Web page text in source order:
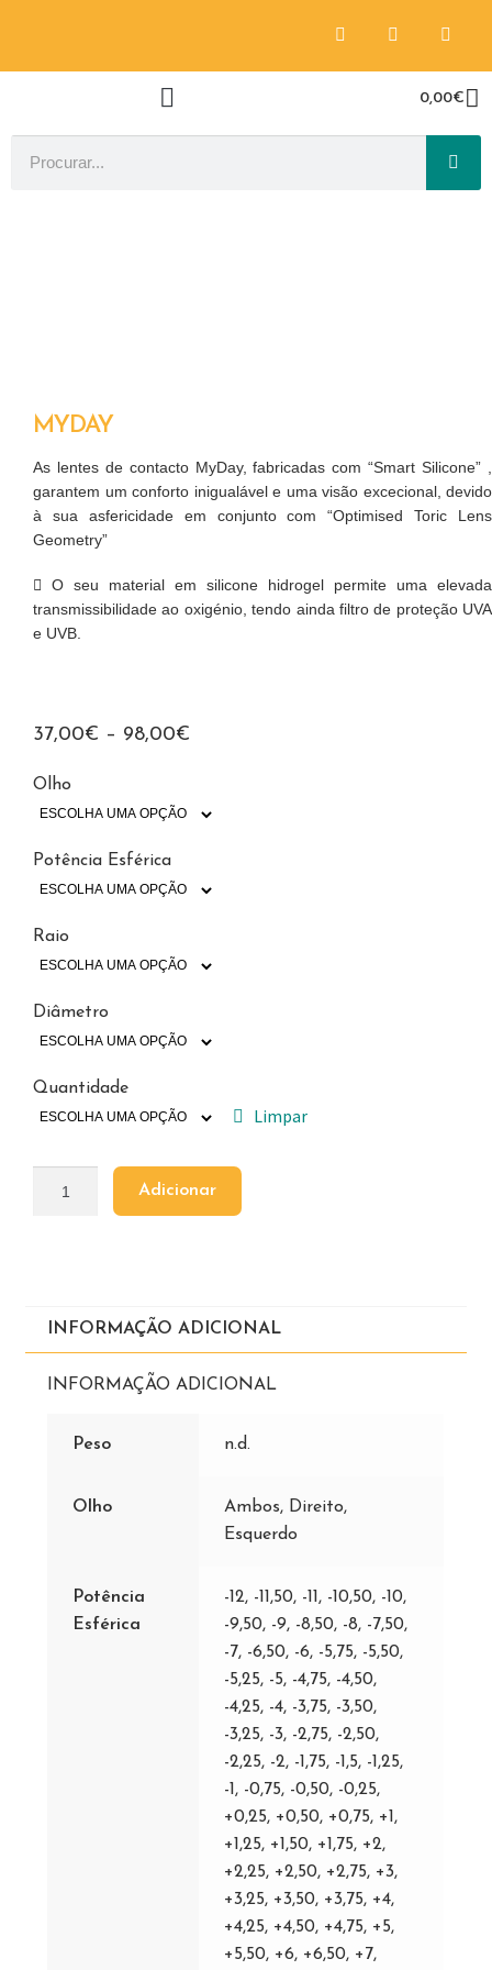
0,00€
MYDAY
As lentes de contacto MyDay, fabricadas com “Smart Silicone” ,
garantem um conforto inigualável e uma visão excecional, devido
à sua asfericidade em conjunto com “Optimised Toric Lens
Geometry”
O seu material em silicone hidrogel permite uma elevada
transmissibilidade ao oxigénio, tendo ainda filtro de proteção UVA
e UVB.
37,00€ – 98,00€
Olho
Potência Esférica
Raio
Diâmetro
Quantidade
Limpar
Adicionar
INFORMAÇÃO ADICIONAL
INFORMAÇÃO ADICIONAL
Peso n.d.
Olho
Ambos, Direito,
Esquerdo
Potência
Esférica
-12, -11,50, -11, -10,50, -10,
-9,50, -9, -8,50, -8, -7,50,
-7, -6,50, -6, -5,75, -5,50,
-5,25, -5, -4,75, -4,50,
-4,25, -4, -3,75, -3,50,
-3,25, -3, -2,75, -2,50,
-2,25, -2, -1,75, -1,5, -1,25,
-1, -0,75, -0,50, -0,25,
+0,25, +0,50, +0,75, +1,
+1,25, +1,50, +1,75, +2,
+2,25, +2,50, +2,75, +3,
+3,25, +3,50, +3,75, +4,
+4,25, +4,50, +4,75, +5,
+5,50, +6, +6,50, +7,